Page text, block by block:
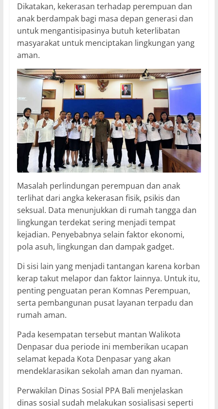
Dikatakan, kekerasan terhadap perempuan dan
anak berdampak bagi masa depan generasi dan
untuk mengantisipasinya butuh keterlibatan
masyarakat untuk menciptakan lingkungan yang
aman.
Masalah perlindungan perempuan dan anak
terlihat dari angka kekerasan fisik, psikis dan
seksual. Data menunjukkan di rumah tangga dan
lingkungan terdekat sering menjadi tempat
kejadian. Penyebabnya selain faktor ekonomi,
pola asuh, lingkungan dan dampak gadget.
Di sisi lain yang menjadi tantangan karena korban
kerap takut melapor dan faktor lainnya. Untuk itu,
penting penguatan peran Komnas Perempuan,
serta pembangunan pusat layanan terpadu dan
rumah aman.
Pada kesempatan tersebut mantan Walikota
Denpasar dua periode ini memberikan ucapan
selamat kepada Kota Denpasar yang akan
mendeklarasikan sekolah aman dan nyaman.
Perwakilan Dinas Sosial PPA Bali menjelaskan
dinas sosial sudah melakukan sosialisasi seperti